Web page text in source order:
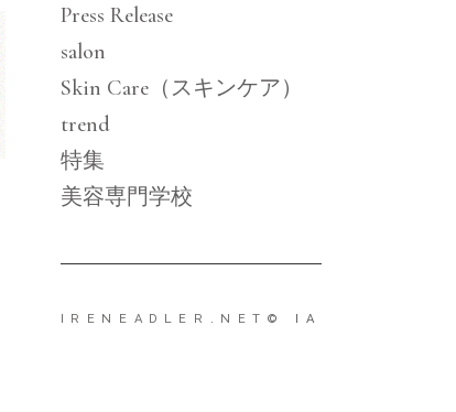
Press Release
salon
Skin Care（スキンケア）
trend
特集
美容専門学校
IRENEADLER.NET © IA